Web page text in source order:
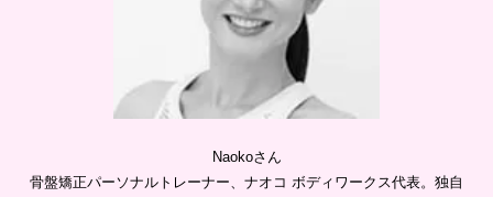
Naokoさん
骨盤矯正パーソナルトレーナー、ナオコ ボディワークス代表。独自